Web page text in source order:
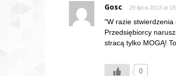
Gosc 29 lipca 2013 at
"W razie
Przedsiębiorcy
stracą tylko MOGĄ!
0